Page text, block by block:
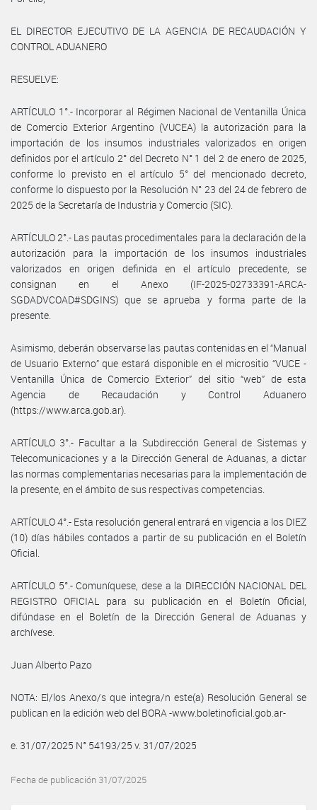
EL DIRECTOR EJECUTIVO DE LA AGENCIA DE RECAUDACIÓN Y
CONTROL ADUANERO
RESUELVE:
ARTÍCULO 1°.- Incorporar al Régimen Nacional de Ventanilla Única
de Comercio Exterior Argentino (VUCEA) la autorización para la
importación de los insumos industriales valorizados en origen
definidos por el artículo 2° del Decreto N° 1 del 2 de enero de 2025,
conforme lo previsto en el artículo 5° del mencionado decreto,
conforme lo dispuesto por la Resolución N° 23 del 24 de febrero de
2025 de la Secretaría de Industria y Comercio (SIC).
ARTÍCULO 2°.- Las pautas procedimentales para la declaración de la
autorización para la importación de los insumos industriales
valorizados en origen definida en el artículo precedente, se
consignan en el Anexo (IF-2025-02733391-ARCA-
SGDADVCOAD#SDGINS) que se aprueba y forma parte de la
presente.
Asimismo, deberán observarse las pautas contenidas en el “Manual
de Usuario Externo” que estará disponible en el micrositio “VUCE -
Ventanilla Única de Comercio Exterior” del sitio “web” de esta
Agencia de Recaudación y Control Aduanero
(https://www.arca.gob.ar).
ARTÍCULO 3°.- Facultar a la Subdirección General de Sistemas y
Telecomunicaciones y a la Dirección General de Aduanas, a dictar
las normas complementarias necesarias para la implementación de
la presente, en el ámbito de sus respectivas competencias.
ARTÍCULO 4°.- Esta resolución general entrará en vigencia a los DIEZ
(10) días hábiles contados a partir de su publicación en el Boletín
Oficial.
ARTÍCULO 5°.- Comuníquese, dese a la DIRECCIÓN NACIONAL DEL
REGISTRO OFICIAL para su publicación en el Boletín Oficial,
difúndase en el Boletín de la Dirección General de Aduanas y
archívese.
Juan Alberto Pazo
NOTA: El/los Anexo/s que integra/n este(a) Resolución General se
publican en la edición web del BORA -www.boletinoficial.gob.ar-
e. 31/07/2025 N° 54193/25 v. 31/07/2025
Fecha de publicación 31/07/2025